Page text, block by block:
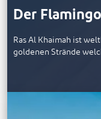
Der
Ras Al Khaimah ist
goldenen Strände